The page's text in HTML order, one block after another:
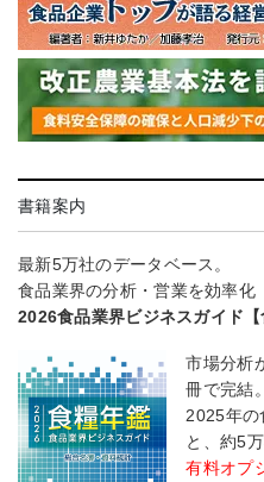
書籍案内
最新5万社のデータベース。
食品業界の分析・営業を効率化
2026食品業界ビジネスガイド【
市場分析
冊で完結。
2025年の
と、約5
有料オプ